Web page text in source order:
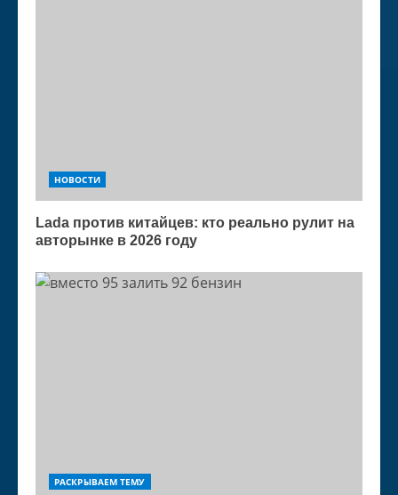
НОВОСТИ
Lada против китайцев: кто реально рулит на
авторынке в 2026 году
РАСКРЫВАЕМ ТЕМУ